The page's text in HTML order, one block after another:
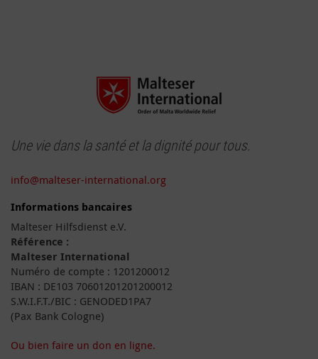
Une vie dans la santé et la dignité pour tous.
info@malteser-international.org
Informations bancaires
Malteser Hilfsdienst e.V.
Référence :
Malteser International
Numéro de compte : 1201200012
IBAN : DE103 70601201201200012
S.W.I.F.T./BIC : GENODED1PA7
(Pax Bank Cologne)
Ou bien faire un don en ligne.